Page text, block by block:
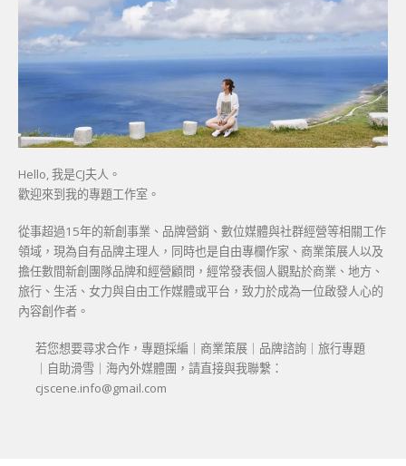
Hello, 我是CJ夫人。
歡迎來到我的專題工作室。
從事超過15年的新創事業、品牌營銷、數位媒體與社群經營等相關工作
領域，現為自有品牌主理人，同時也是自由專欄作家、商業策展人以及
擔任數間新創團隊品牌和經營顧問，經常發表個人觀點於商業、地方、
旅行、生活、女力與自由工作媒體或平台，致力於成為一位啟發人心的
內容創作者。
若您想要尋求合作，專題採編｜商業策展｜品牌諮詢｜旅行專題
｜自助滑雪｜海內外媒體團，請直接與我聯繫：
cjscene.info@gmail.com